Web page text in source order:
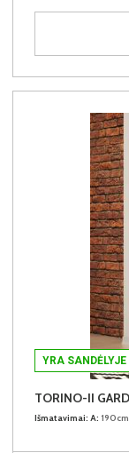
YRA SANDĖLYJE
Išmatavimai: A: 190cm